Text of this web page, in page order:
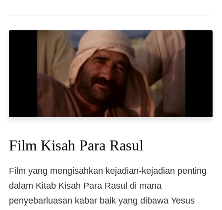
Film Kisah Para Rasul
Film yang mengisahkan kejadian-kejadian penting
dalam Kitab Kisah Para Rasul di mana
penyebarluasan kabar baik yang dibawa Yesus